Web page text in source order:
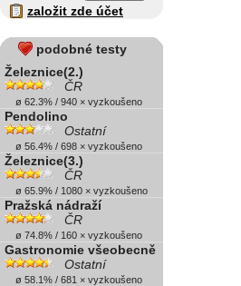
založit zde účet
podobné testy
Železnice(2.)
ČR
ø 62.3% / 940 × vyzkoušeno
Pendolino
Ostatní
ø 56.4% / 698 × vyzkoušeno
Železnice(3.)
ČR
ø 65.9% / 1080 × vyzkoušeno
Pražská nádraží
ČR
ø 74.8% / 160 × vyzkoušeno
Gastronomie všeobecně
Ostatní
ø 58.1% / 681 × vyzkoušeno